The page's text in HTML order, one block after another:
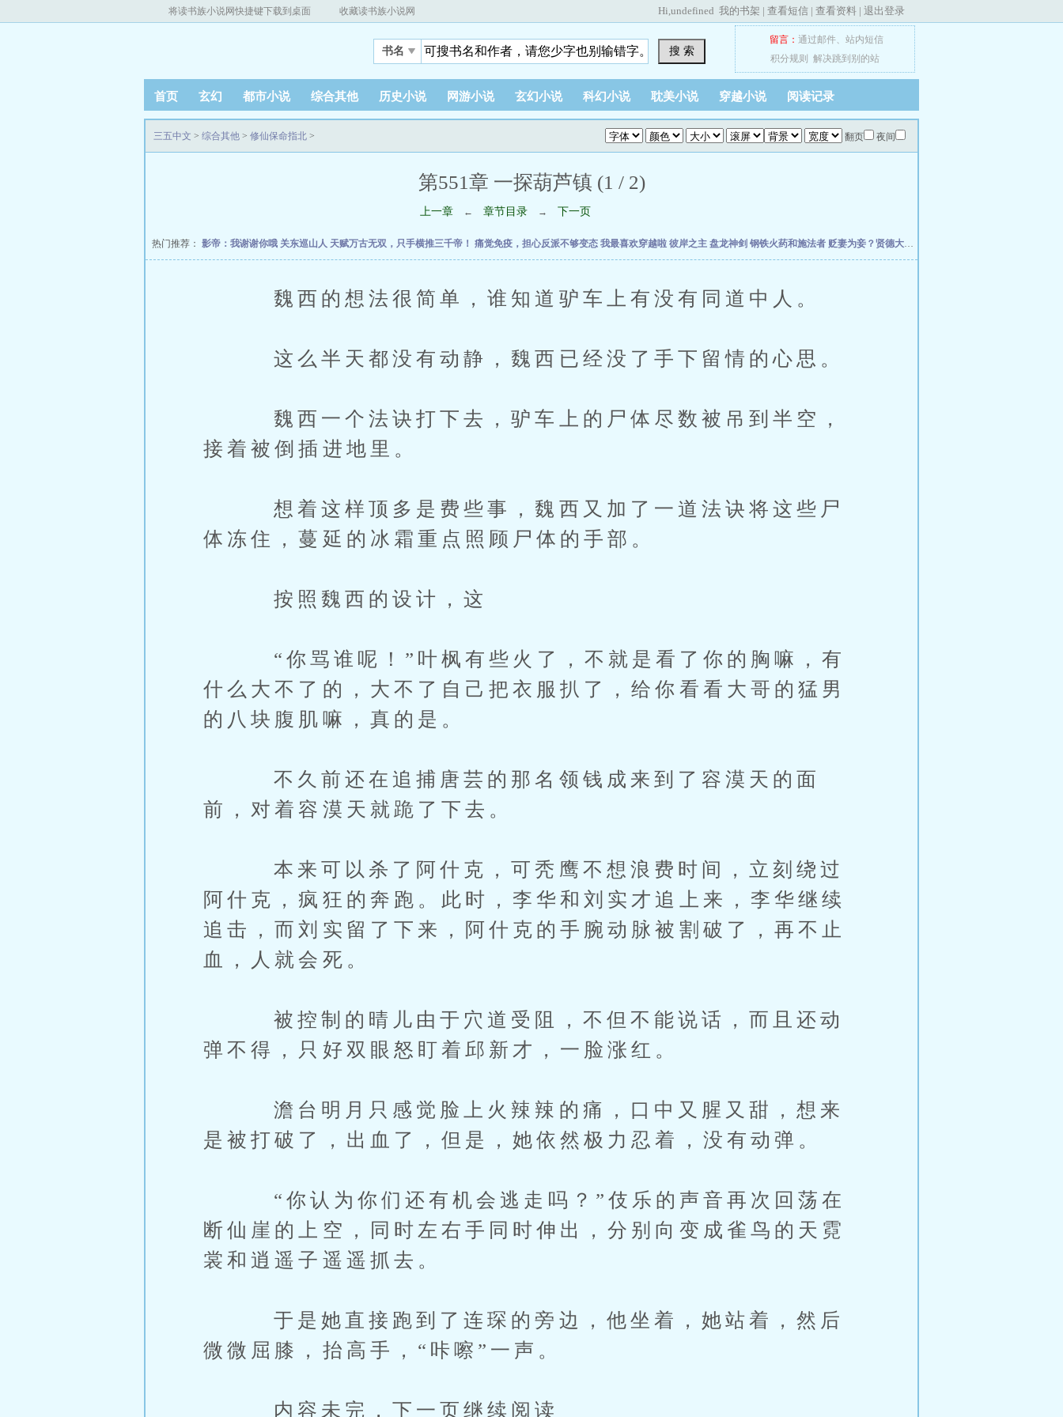
将读书族小说网快捷键下载到桌面 收藏读书族小说网 Hi,undefined 我的书架 | 查看短信 | 查看资料 | 退出登录
书名 搜 索
留言： 通过邮件、 站内短信
积分规则
解决跳到别的站
首页 玄幻 都市小说 综合其他 历史小说 网游小说 玄幻小说 科幻小说 耽美小说 穿越小说 阅读记录
翻页 夜间
三五中文 > 综合其他 > 修仙保命指北 >
第551章 一探葫芦镇 (1 / 2)
上一章 ← 章节目录 → 下一页
热门推荐： 影帝：我谢谢你哦 关东巡山人 天赋万古无双，只手横推三千帝！ 痛觉免疫，担心反派不够变态 我最喜欢穿越啦 彼岸之主 盘龙神剑 钢铁火药和施法者 贬妻为妾？贤德大妇她掀桌了
魏西的想法很简单，谁知道驴车上有没有同道中人。
这么半天都没有动静，魏西已经没了手下留情的心思。
魏西一个法诀打下去，驴车上的尸体尽数被吊到半空，
接着被倒插进地里。
想着这样顶多是费些事，魏西又加了一道法诀将这些尸
体冻住，蔓延的冰霜重点照顾尸体的手部。
按照魏西的设计，这
“你骂谁呢！”叶枫有些火了，不就是看了你的胸嘛，有
什么大不了的，大不了自己把衣服扒了，给你看看大哥的猛男
的八块腹肌嘛，真的是。
不久前还在追捕唐芸的那名领钱成来到了容漠天的面
前，对着容漠天就跪了下去。
本来可以杀了阿什克，可秃鹰不想浪费时间，立刻绕过
阿什克，疯狂的奔跑。此时，李华和刘实才追上来，李华继续
追击，而刘实留了下来，阿什克的手腕动脉被割破了，再不止
血，人就会死。
被控制的晴儿由于穴道受阻，不但不能说话，而且还动
弹不得，只好双眼怒盯着邱新才，一脸涨红。
澹台明月只感觉脸上火辣辣的痛，口中又腥又甜，想来
是被打破了，出血了，但是，她依然极力忍着，没有动弹。
“你认为你们还有机会逃走吗？”伎乐的声音再次回荡在
断仙崖的上空，同时左右手同时伸出，分别向变成雀鸟的天霓
裳和逍遥子遥遥抓去。
于是她直接跑到了连琛的旁边，他坐着，她站着，然后
微微屈膝，抬高手，“咔嚓”一声。
内容未完，下一页继续阅读